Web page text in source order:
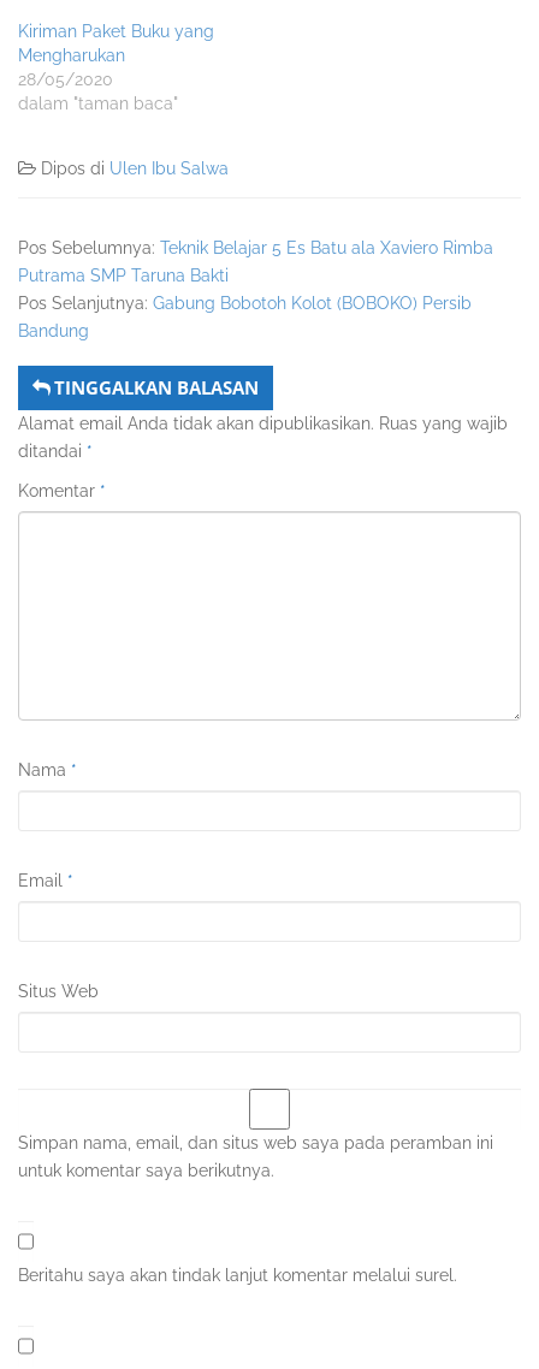
Kiriman Paket Buku yang
Mengharukan
28/05/2020
dalam "taman baca"
Dipos di Ulen Ibu Salwa
Pos Sebelumnya: Teknik Belajar 5 Es Batu ala Xaviero Rimba
Putrama SMP Taruna Bakti
Pos Selanjutnya: Gabung Bobotoh Kolot (BOBOKO) Persib
Bandung
TINGGALKAN BALASAN
Alamat email Anda tidak akan dipublikasikan. Ruas yang wajib
ditandai *
Komentar *
Nama *
Email *
Situs Web
Simpan nama, email, dan situs web saya pada peramban ini
untuk komentar saya berikutnya.
Beritahu saya akan tindak lanjut komentar melalui surel.